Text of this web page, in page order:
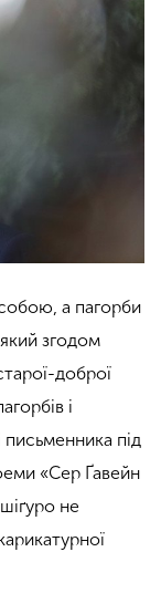
а пагорби
згодом
доброї
і
під
«Сер Ґавейн
не